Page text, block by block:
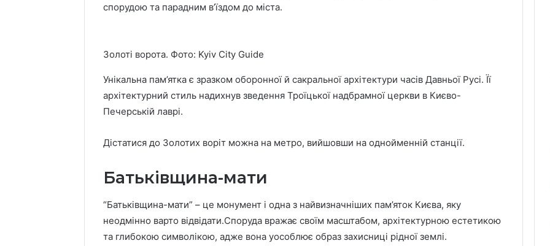
спорудою та парадним в’їздом до міста.
Золоті ворота. Фото: Kyiv City Guide
Унікальна пам’ятка є зразком оборонної й сакральної архітектури часів Давньої Русі. Її
архітектурний стиль надихнув зведення Троїцької надбрамної церкви в Києво-
Печерській лаврі.
Дістатися до Золотих воріт можна на метро, вийшовши на однойменній станції.
Батьківщина-мати
“Батьківщина-мати” – це монумент і одна з найвизначніших пам’яток Києва, яку
неодмінно варто відвідати.Споруда вражає своїм масштабом, архітектурною естетикою
та глибокою символікою, адже вона уособлює образ захисниці рідної землі.